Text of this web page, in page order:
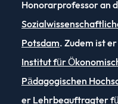
Honorarprofessor an
Potsdam. Zudem ist
Institut für
Pädagogischen
er Lehrbeauftragter